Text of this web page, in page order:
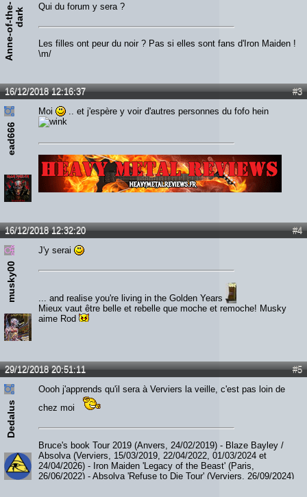
A
n
n
e
-
o
f
-
t
h
e
-
d
a
rk
Qui du forum y sera ?
Les filles ont peur du noir ? Pas si elles sont fans d'Iron Maiden !
\m/
#3
16/12/2018 12:16:37
ead666
Moi .. et j'espère y voir d'autres personnes du fofo hein
#4
16/12/2018 12:32:20
musky00
J'y serai
... and realise you're living in the Golden Years
Mieux vaut être belle et rebelle que moche et remoche! Musky
aime Rod
#5
29/12/2018 20:51:11
Dedalus
Oooh j'apprends qu'il sera à Verviers la veille, c'est pas loin de
chez moi
Bruce's book Tour 2019 (Anvers, 24/02/2019) - Blaze Bayley /
Absolva (Verviers, 15/03/2019, 22/04/2022, 01/03/2024 et
24/04/2026) - Iron Maiden 'Legacy of the Beast' (Paris,
26/06/2022) - Absolva 'Refuse to Die Tour' (Verviers, 26/09/2024)